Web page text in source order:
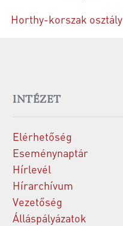
Horthy-korszak osztály
INTÉZET
Elérhetőség
Eseménynaptár
Hírlevél
Hírarchívum
Vezetőség
Álláspályázatok